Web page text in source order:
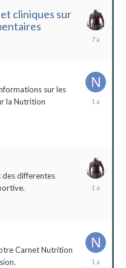
cliniques sur
18
sur les
la Nutrition
des differentes
Carnet Nutrition
13